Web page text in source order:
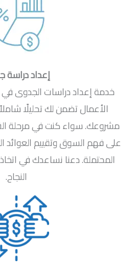
إعداد
خدمة إعداد دراسات الجدوى
الأعمال تضمن لك تحليلًا
مشروعك. سواء كنت في مرحلة
على فهم السوق وتقييم العوائد
المحتملة. دعنا نساعدك في
النجاح.